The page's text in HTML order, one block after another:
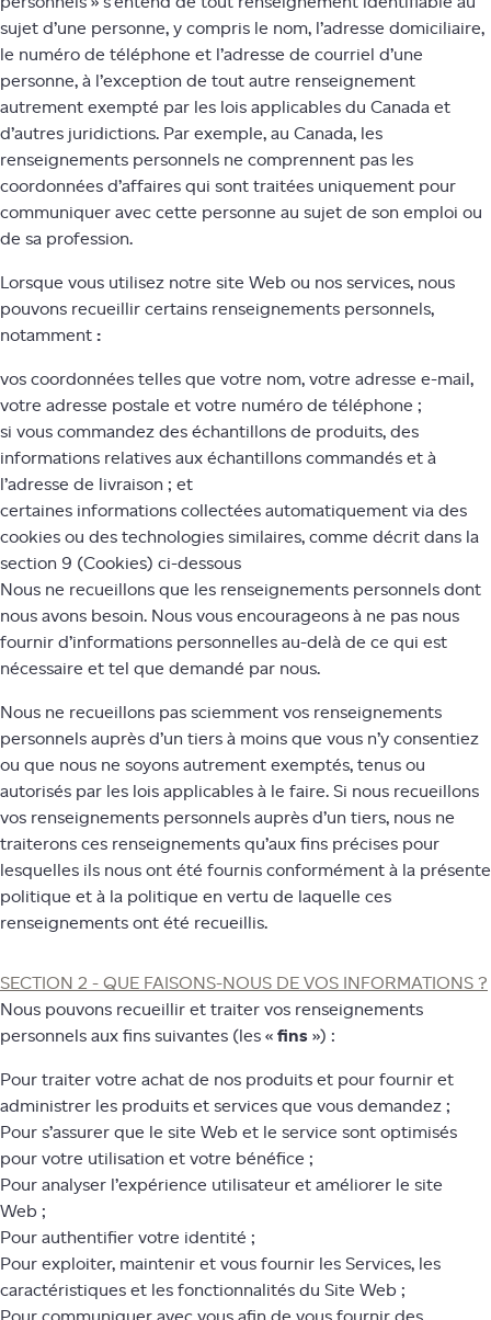
sujet d’une personne, y compris le nom, l’adresse domiciliaire,
le numéro de téléphone et l’adresse de courriel d’une
personne, à l’exception de tout autre renseignement
autrement exempté par les lois applicables du Canada et
d’autres juridictions. Par exemple, au Canada, les
renseignements personnels ne comprennent pas les
coordonnées d’affaires qui sont traitées uniquement pour
communiquer avec cette personne au sujet de son emploi ou
de sa profession.
Lorsque vous utilisez notre site Web ou nos services, nous
pouvons recueillir certains renseignements personnels,
notamment :
vos coordonnées telles que votre nom, votre adresse e-mail,
votre adresse postale et votre numéro de téléphone ;
si vous commandez des échantillons de produits, des
informations relatives aux échantillons commandés et à
l’adresse de livraison ; et
certaines informations collectées automatiquement via des
cookies ou des technologies similaires, comme décrit dans la
section 9 (Cookies) ci-dessous
Nous ne recueillons que les renseignements personnels dont
nous avons besoin. Nous vous encourageons à ne pas nous
fournir d’informations personnelles au-delà de ce qui est
nécessaire et tel que demandé par nous.
Nous ne recueillons pas sciemment vos renseignements
personnels auprès d’un tiers à moins que vous n’y consentiez
ou que nous ne soyons autrement exemptés, tenus ou
autorisés par les lois applicables à le faire. Si nous recueillons
vos renseignements personnels auprès d’un tiers, nous ne
traiterons ces renseignements qu’aux fins précises pour
lesquelles ils nous ont été fournis conformément à la présente
politique et à la politique en vertu de laquelle ces
renseignements ont été recueillis.
SECTION 2 - QUE FAISONS-NOUS DE VOS INFORMATIONS ?
Nous pouvons recueillir et traiter vos renseignements
personnels aux fins suivantes (les « fins ») :
Pour traiter votre achat de nos produits et pour fournir et
administrer les produits et services que vous demandez ;
Pour s’assurer que le site Web et le service sont optimisés
pour votre utilisation et votre bénéfice ;
Pour analyser l’expérience utilisateur et améliorer le site
Web ;
Pour authentifier votre identité ;
Pour exploiter, maintenir et vous fournir les Services, les
caractéristiques et les fonctionnalités du Site Web ;